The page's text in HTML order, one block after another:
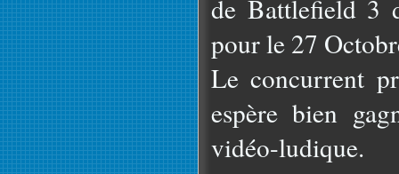
de Battlefield 3
pour le 27
Le concurrent
espère bien
vidéo-ludique.